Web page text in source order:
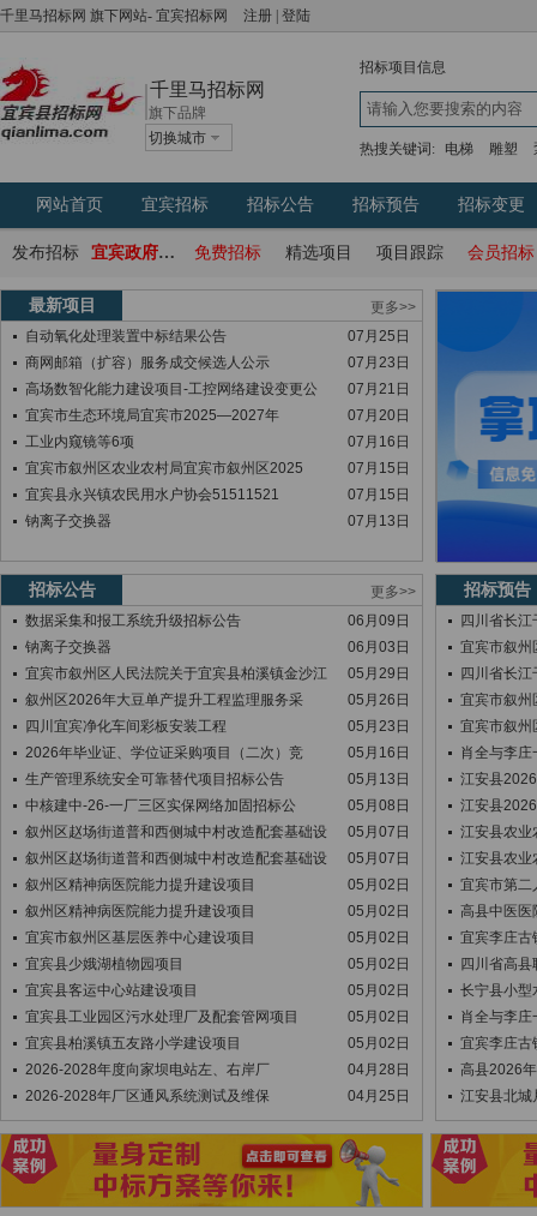
千里马招标网 旗下网站- 宜宾招标网 注册 登陆
千里马招标网
旗下品牌
切换城市
招标项目信息
热搜关键词: 电梯 雕塑
网站首页 宜宾招标 招标公告 招标预告 招标变更
发布招标 宜宾政府采购网 免费招标 精选项目 项目跟踪 会员招标
最新项目
更多>>
自动氧化处理装置中标结果公告
07月25日
商网邮箱（扩容）服务成交候选人公示
07月23日
高场数智化能力建设项目-工控网络建设变更公
07月21日
宜宾市生态环境局宜宾市2025—2027年
07月20日
工业内窥镜等6项
07月16日
宜宾市叙州区农业农村局宜宾市叙州区2025
07月15日
宜宾县永兴镇农民用水户协会51511521
07月15日
钠离子交换器
07月13日
招标公告
更多>>
数据采集和报工系统升级招标公告
06月09日
钠离子交换器
06月03日
宜宾市叙州区人民法院关于宜宾县柏溪镇金沙江
05月29日
叙州区2026年大豆单产提升工程监理服务采
05月26日
四川宜宾净化车间彩板安装工程
05月23日
2026年毕业证、学位证采购项目（二次）竞
05月16日
生产管理系统安全可靠替代项目招标公告
05月13日
中核建中-26-一厂三区实保网络加固招标公
05月08日
叙州区赵场街道普和西侧城中村改造配套基础设
05月07日
叙州区赵场街道普和西侧城中村改造配套基础设
05月07日
叙州区精神病医院能力提升建设项目
05月02日
叙州区精神病医院能力提升建设项目
05月02日
宜宾市叙州区基层医养中心建设项目
05月02日
宜宾县少娥湖植物园项目
05月02日
宜宾县客运中心站建设项目
05月02日
宜宾县工业园区污水处理厂及配套管网项目
05月02日
宜宾县柏溪镇五友路小学建设项目
05月02日
2026-2028年度向家坝电站左、右岸厂
04月28日
2026-2028年厂区通风系统测试及维保
04月25日
招标预告
四川省长
宜宾市叙州
四川省长
宜宾市叙州
宜宾市叙州
肖全与李庄
江安县
江安县
江安县农业
江安县农业
宜宾市第二
高县中医医
宜宾李庄古
四川省高
长宁县小型
肖全与李庄
宜宾李庄古
高县2026
江安县北城